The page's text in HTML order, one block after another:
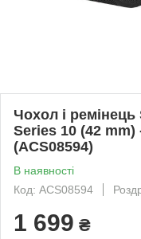
Чохол і
Series 10 (42
(ACS08594)
В наявності
Код: ACS08594
1 699 ₴